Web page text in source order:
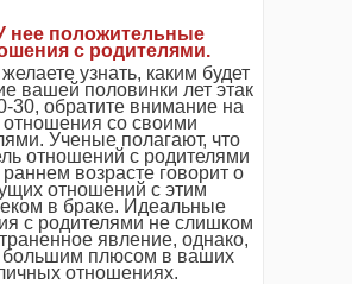
нее положительные
с родителями.
узнать, каким будет
вашей половинки лет этак
30, обратите внимание на
отношения со своими
Ученые полагают, что
отношений с родителями
возрасте говорит о
отношений с этим
в браке. Идеальные
с родителями не слишком
явление, однако,
большим плюсом в ваших
отношениях.